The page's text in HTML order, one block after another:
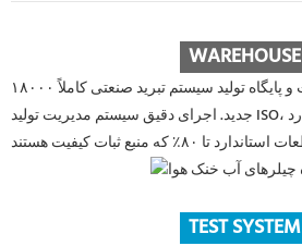
WAREHOUSE
۱۸۰۰۰ متر مربع مرکز تحقیقات و پایگاه تولید سیستم تبرید صنعتی کاملاً
جدید. اجرای دقیق سیستم مدیریت تولید ISO، استفاده از تولیدات استاندارد
TEST SYSTEM